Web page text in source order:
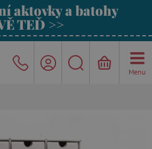
aktovky a batohy
TEĎ >>
Menu